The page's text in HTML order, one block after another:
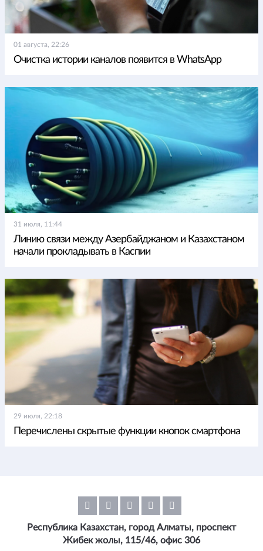
01 августа, 22:26
Очистка истории каналов появится в WhatsApp
31 июля, 11:44
Линию связи между Азербайджаном и Казахстаном
начали прокладывать в Каспии
29 июля, 22:18
Перечислены скрытые функции кнопок смартфона
Республика Казахстан, город Алматы, проспект
Жибек жолы, 115/46, офис 306